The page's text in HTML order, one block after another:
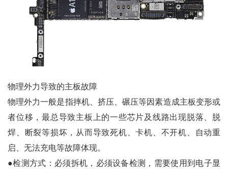
物理外力导致的主板故障
物理外力一般是指摔机、挤压、碾压等因素造成主板变形或
者位移，最总导致主板上的一些芯片及线路出现脱落、脱
焊、断裂等损坏，从而导致死机、卡机、不开机、自动重
启、无法充电等故障体现。
●检测方式：必须拆机，必须设备检测，需要使用到电子显